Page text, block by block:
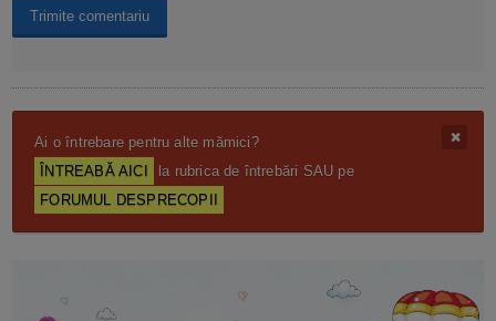
Ai o întrebare pentru alte mămici?
ÎNTREABĂ AICI
la rubrica de întrebări SAU pe
FORUMUL DESPRECOPII